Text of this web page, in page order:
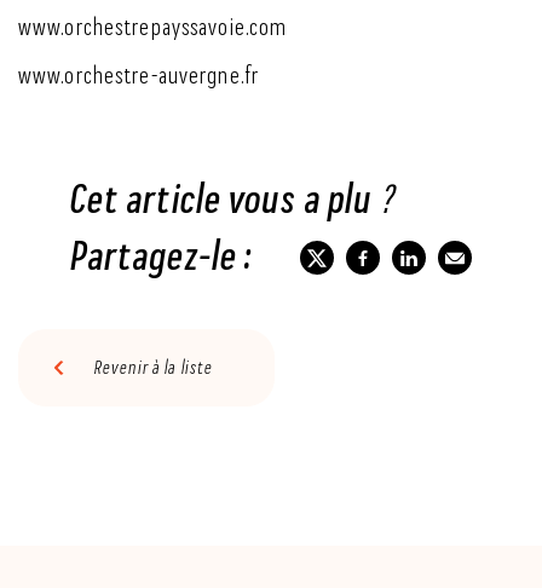
www.orchestrepayssavoie.com
www.orchestre-auvergne.fr
Revenir à la liste
Cet article vous a plu ?
Partagez-le :